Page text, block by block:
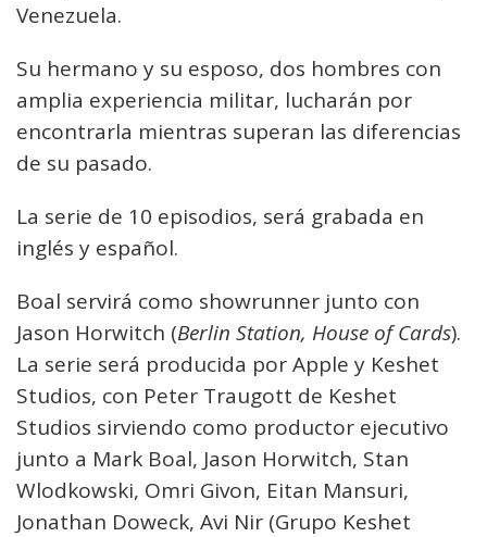
Venezuela.
Su hermano y su esposo, dos hombres con
amplia experiencia militar, lucharán por
encontrarla mientras superan las diferencias
de su pasado.
La serie de 10 episodios, será grabada en
inglés y español.
Boal servirá como showrunner junto con
Jason Horwitch (Berlin Station, House of Cards).
La serie será producida por Apple y Keshet
Studios, con Peter Traugott de Keshet
Studios sirviendo como productor ejecutivo
junto a Mark Boal, Jason Horwitch, Stan
Wlodkowski, Omri Givon, Eitan Mansuri,
Jonathan Doweck, Avi Nir (Grupo Keshet